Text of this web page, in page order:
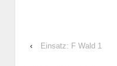
‹ Einsatz: F Wald 1